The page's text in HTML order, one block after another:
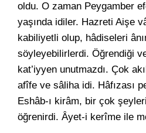
oldu. O zaman Peygamber
yaşında idiler. Hazreti Aişe
kabiliyetli olup, hâdiseleri
söyleyebilirlerdi. Öğrendiği
kat’iyyen unutmazdı. Çok
afîfe ve sâliha idi. Hâfızası
Eshâb-ı kirâm, bir çok
öğrenirdi. Âyet-i kerîme ile